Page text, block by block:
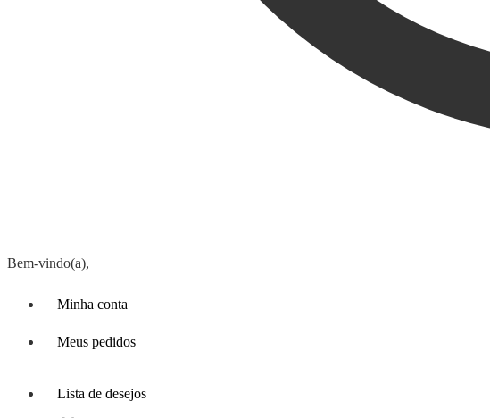
Bem-vindo(a),
Minha conta
Meus pedidos
Lista de desejos